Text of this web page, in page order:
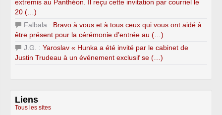
extremis au Panthéon. Il reçu cette invitation par courriel le
20 (…)
Falbala : Bravo à vous et à tous ceux qui vous ont aidé à
être présent pour la cérémonie d’entrée au (…)
J.G. : Yaroslav « Hunka a été invité par le cabinet de
Justin Trudeau à un événement exclusif se (…)
Liens
Tous les sites